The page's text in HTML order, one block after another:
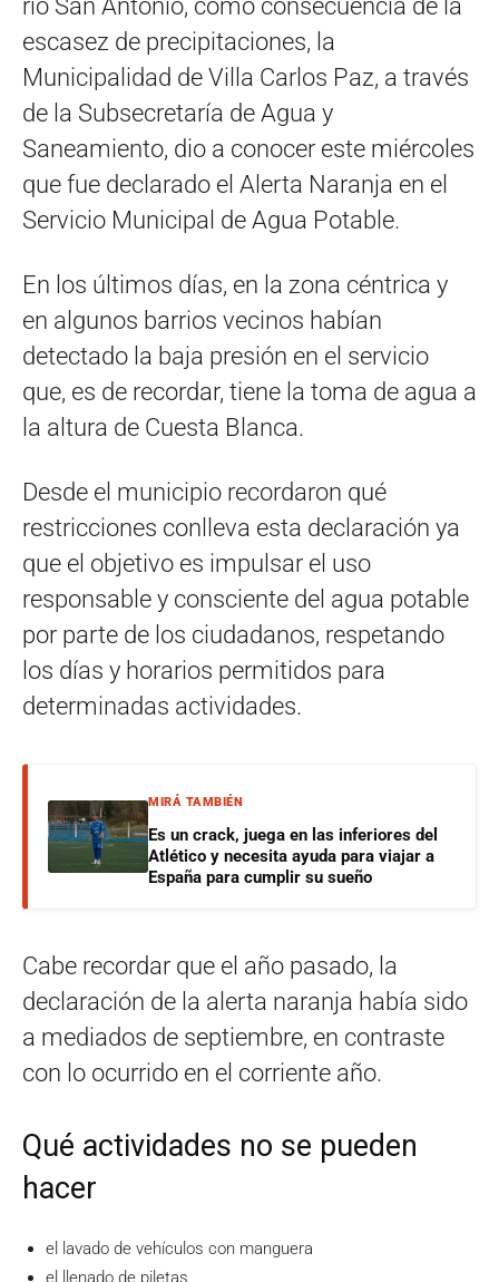
río San Antonio, como consecuencia de la
escasez de precipitaciones, la
Municipalidad de Villa Carlos Paz, a través
de la Subsecretaría de Agua y
Saneamiento, dio a conocer este miércoles
que fue declarado el Alerta Naranja en el
Servicio Municipal de Agua Potable.
En los últimos días, en la zona céntrica y
en algunos barrios vecinos habían
detectado la baja presión en el servicio
que, es de recordar, tiene la toma de agua a
la altura de Cuesta Blanca.
Desde el municipio recordaron qué
restricciones conlleva esta declaración ya
que el objetivo es impulsar el uso
responsable y consciente del agua potable
por parte de los ciudadanos, respetando
los días y horarios permitidos para
determinadas actividades.
MIRÁ TAMBIÉN
Es un crack, juega en las inferiores del
Atlético y necesita ayuda para viajar a
España para cumplir su sueño
Cabe recordar que el año pasado, la
declaración de la alerta naranja había sido
a mediados de septiembre, en contraste
con lo ocurrido en el corriente año.
Qué actividades no se pueden
hacer
el lavado de vehículos con manguera
el llenado de piletas